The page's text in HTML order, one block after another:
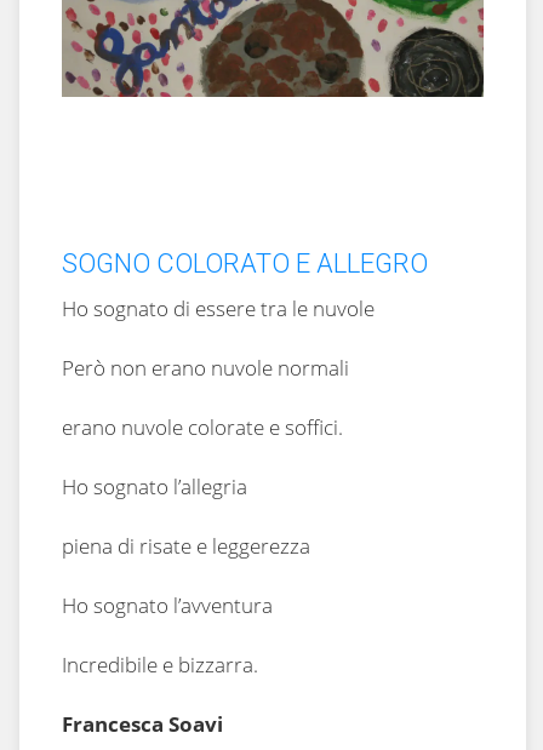
SOGNO COLORATO E ALLEGRO
Ho sognato di essere tra le nuvole
Però non erano nuvole normali
erano nuvole colorate e soffici.
Ho sognato l’allegria
piena di risate e leggerezza
Ho sognato l’avventura
Incredibile e bizzarra.
Francesca Soavi